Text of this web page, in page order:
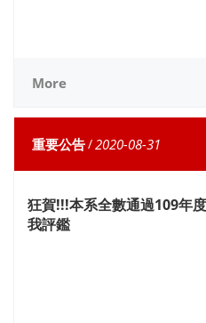
More
重要公告/2020-08-31
狂賀!!!本系全數通過109年
我評鑑